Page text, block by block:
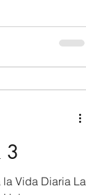
Juan
3
Vida Diaria La